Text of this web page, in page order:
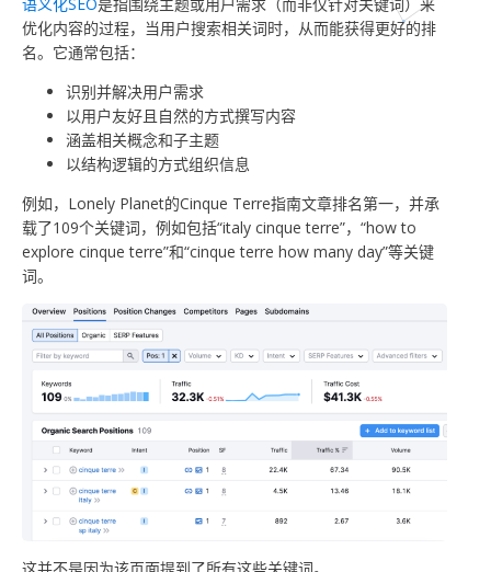
优化内容的过程，当用户搜索相关词时，从而能获得更好的排
名。它通常包括：
识别并解决用户需求
以用户友好且自然的方式撰写内容
涵盖相关概念和子主题
以结构逻辑的方式组织信息
例如，Lonely Planet的Cinque Terre指南文章排名第一，并承
载了109个关键词，例如包括“italy cinque terre”，“how to
explore cinque terre”和“cinque terre how many day”等关键
词。